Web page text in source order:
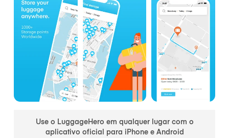
Use o LuggageHero em qualquer lugar com o
aplicativo oficial para iPhone e Android